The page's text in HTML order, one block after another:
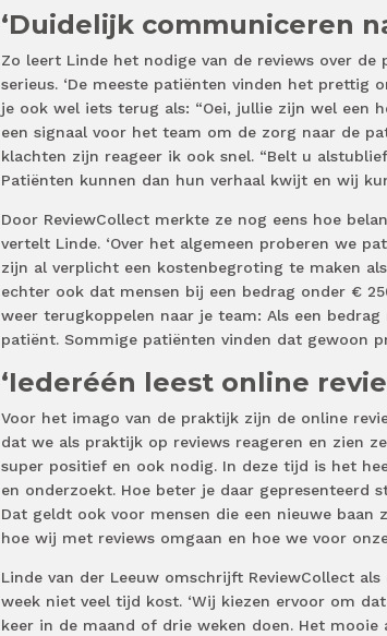
‘Duidelijk communiceren
Zo leert Linde het nodige van de reviews over
serieus. ‘De meeste patiënten vinden het
je ook wel iets terug als: “Oei, jullie zijn wel een
een signaal voor het team om de zorg naar de
klachten zijn reageer ik ook snel. “Belt u
Patiënten kunnen dan hun verhaal kwijt en wij
Door ReviewCollect merkte ze nog eens hoe
vertelt Linde. ‘Over het algemeen proberen we
zijn al verplicht een kostenbegroting te maken
echter ook dat mensen bij een bedrag onder €
weer terugkoppelen naar je team: Als een
patiënt. Sommige patiënten vinden dat gewoon
‘Iederéén leest online
Voor het imago van de praktijk zijn de online
dat we als praktijk op reviews reageren en zien
super positief en ook nodig. In deze tijd is het
en onderzoekt. Hoe beter je daar gepresenteerd
Dat geldt ook voor mensen die een nieuwe baan
hoe wij met reviews omgaan en hoe we voor
Linde van der Leeuw omschrijft ReviewCollect
week niet veel tijd kost. ‘Wij kiezen ervoor om
keer in de maand of drie weken doen. Het